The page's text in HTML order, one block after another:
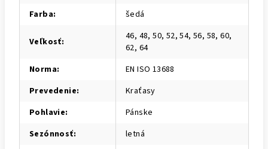
Farba: šedá
Veľkosť:
46, 48, 50, 52, 54, 56, 58, 60,
62, 64
Norma:
EN ISO 13688
Prevedenie:
Kraťasy
Pohlavie:
Pánske
Sezónnosť:
letná